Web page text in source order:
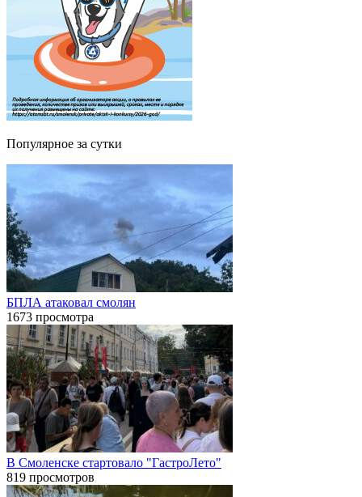
Популярное за сутки
БПЛА атаковал смолян
1673 просмотра
В Смоленске стартовало "ГастроЛето"
819 просмотров